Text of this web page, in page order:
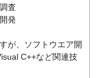
査
発
が、ソフトウエア開
C++など関連技